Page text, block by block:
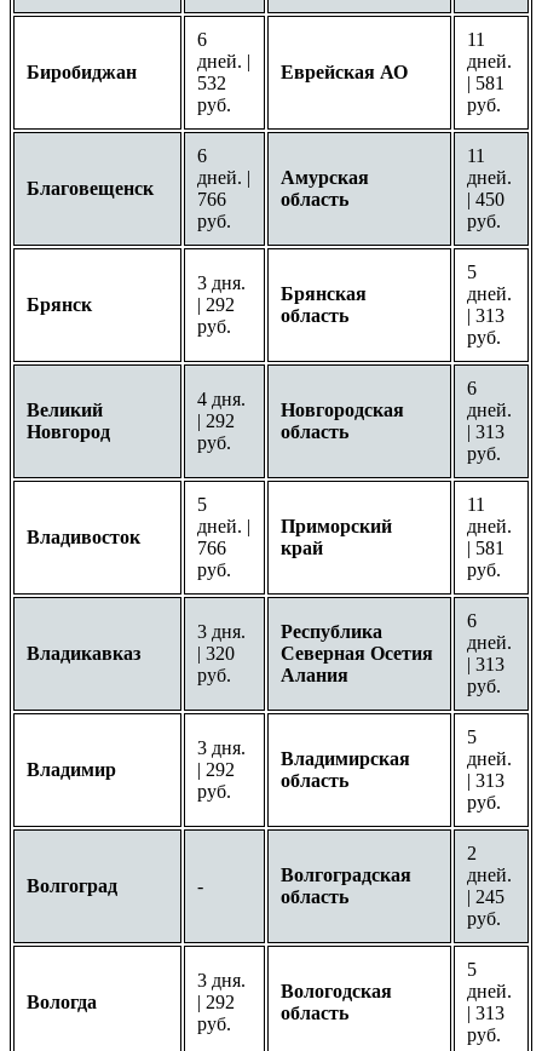
Биробиджан
6
дней. |
532
руб.
Еврейская АО
11
дней.
| 581
руб.
Благовещенск
6
дней. |
766
руб.
Амурская
область
11
дней.
| 450
руб.
Брянск
3 дня.
| 292
руб.
Брянская
область
5
дней.
| 313
руб.
Великий
Новгород
4 дня.
| 292
руб.
Новгородская
область
6
дней.
| 313
руб.
Владивосток
5
дней. |
766
руб.
Приморский
край
11
дней.
| 581
руб.
Владикавказ
3 дня.
| 320
руб.
Республика
Северная Осетия
Алания
6
дней.
| 313
руб.
Владимир
3 дня.
| 292
руб.
Владимирская
область
5
дней.
| 313
руб.
Волгоград -
Волгоградская
область
2
дней.
| 245
руб.
Вологда
3 дня.
| 292
руб.
Вологодская
область
5
дней.
| 313
руб.